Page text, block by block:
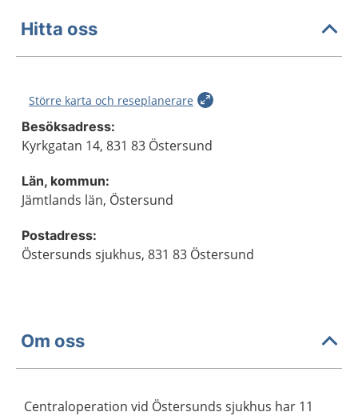
Hitta oss
Större karta och reseplanerare
Besöksadress:
Kyrkgatan 14, 831 83 Östersund
Län, kommun:
Jämtlands län, Östersund
Postadress:
Östersunds sjukhus, 831 83 Östersund
Om oss
Centraloperation vid Östersunds sjukhus har 11